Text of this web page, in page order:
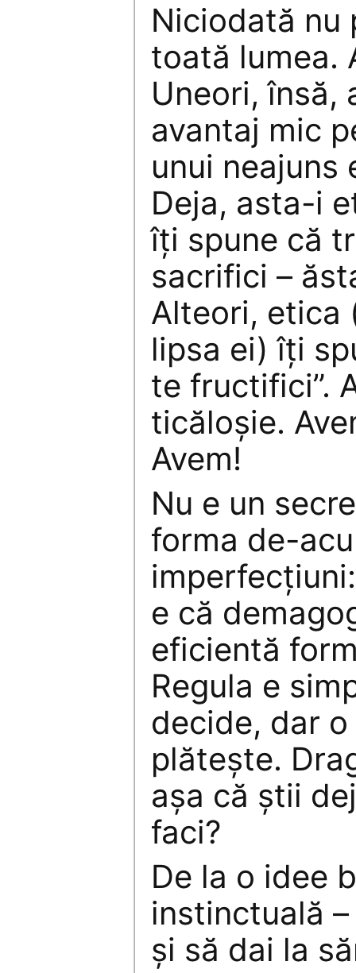
Niciodată nu
toată lumea.
Uneori, însă,
avantaj mic
unui neajuns
Deja, asta-i
îţi spune că
sacrifici –
Alteori, etica
lipsa ei) îţi
te fructifici”.
ticăloşie.
Avem!
Nu e un
forma de-
e că
eficientă
Regula e
decide, dar
plăteşte.
aşa că ştii
faci?
De la o idee
instinctuală
şi să dai la